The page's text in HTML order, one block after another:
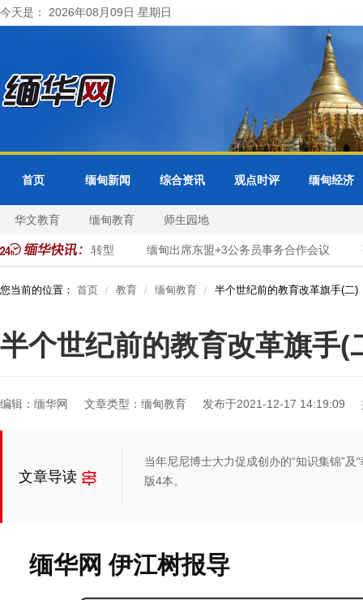
今天是： 2026年08月09日 星期日
首页 缅甸新闻 综合资讯 观点时评 缅甸经济
华文教育 缅甸教育 师生园地
政服务数字化转型 缅甸出席东盟+3公务员事务合作会议
您当前的位置： 首页 教育 缅甸教育 半个世纪前的教育改革旗手(二)
半个世纪前的教育改革旗手(
编辑：缅华网 文章类型：缅甸教育 发布于2021-12-17 14:19:09
文章导读
当年尼尼博士大力促成创办的“知识集锦”
版4本。
缅华网 伊江树报导